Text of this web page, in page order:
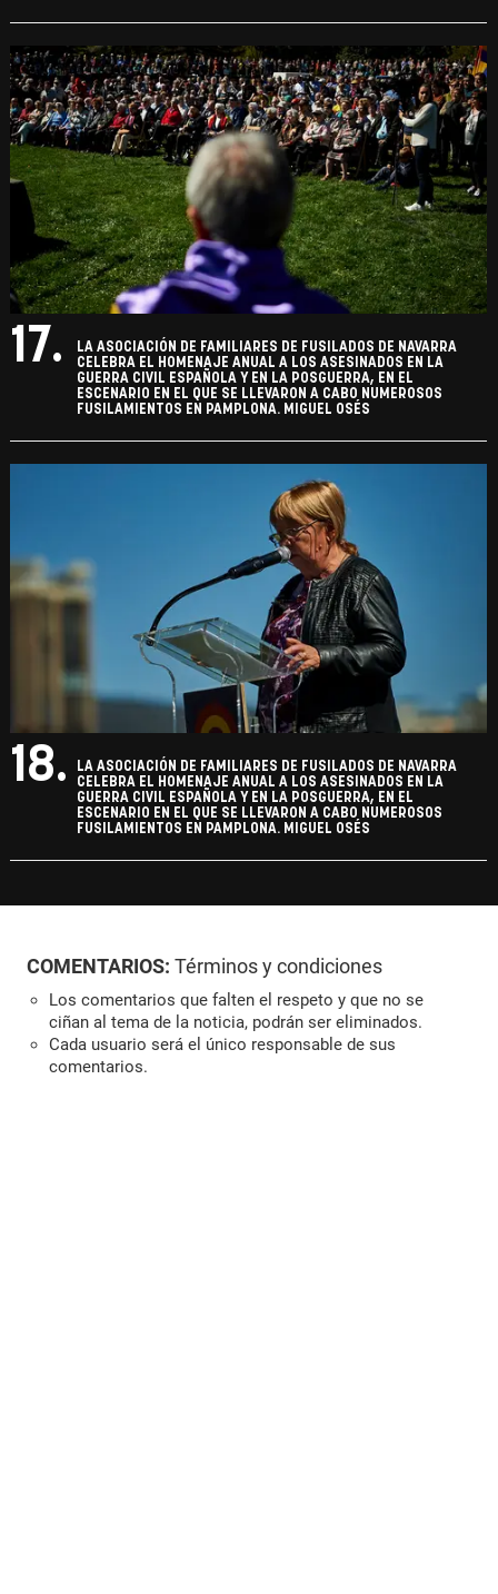
17.
LA ASOCIACIÓN DE FAMILIARES DE FUSILADOS DE NAVARRA
CELEBRA EL HOMENAJE ANUAL A LOS ASESINADOS EN LA
GUERRA CIVIL ESPAÑOLA Y EN LA POSGUERRA, EN EL
ESCENARIO EN EL QUE SE LLEVARON A CABO NUMEROSOS
FUSILAMIENTOS EN PAMPLONA. MIGUEL OSÉS
18.
LA ASOCIACIÓN DE FAMILIARES DE FUSILADOS DE NAVARRA
CELEBRA EL HOMENAJE ANUAL A LOS ASESINADOS EN LA
GUERRA CIVIL ESPAÑOLA Y EN LA POSGUERRA, EN EL
ESCENARIO EN EL QUE SE LLEVARON A CABO NUMEROSOS
FUSILAMIENTOS EN PAMPLONA. MIGUEL OSÉS
COMENTARIOS: Términos y condiciones
Los comentarios que falten el respeto y que no se
ciñan al tema de la noticia, podrán ser eliminados.
Cada usuario será el único responsable de sus
comentarios.